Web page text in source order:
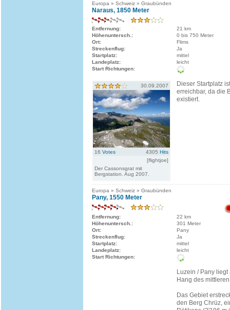
Europa » Schweiz » Graubünden
Naraus, 1850 Meter
Entfernung:
21 km
Höhenuntersch.:
0 bis 750 Meter
Ort:
Flims
Streckenflug:
Ja
Startplatz:
mittel
Landeplatz:
leicht
Start Richtungen:
30.09.2007
16 Votes 4305 Hits
[flightjoe]
Der Cassonsgrat mit
Bergstation. Aug 2007.
Dieser Startplatz
erreichbar, da die
existiert.
Europa » Schweiz » Graubünden
Pany, 1550 Meter
Entfernung:
22 km
Höhenuntersch.:
301 Meter
Ort:
Pany
Streckenflug:
Ja
Startplatz:
mittel
Landeplatz:
leicht
Start Richtungen:
Luzein / Pany
Hang des
Das Gebiet
den Berg Chrüz,